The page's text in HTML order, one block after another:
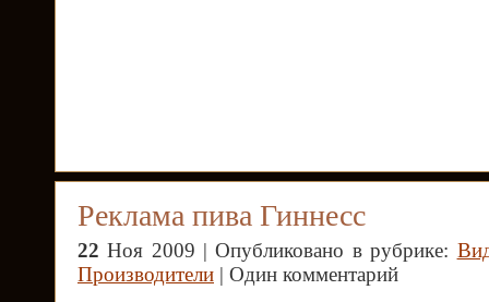
Реклама пива Гиннесс
22 Ноя 2009 | Опубликовано в рубрике:
Производители | Один комментарий